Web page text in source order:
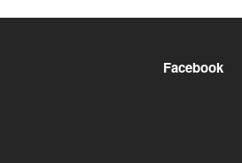
Facebook